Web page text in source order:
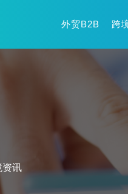
外贸B2B 跨
资讯